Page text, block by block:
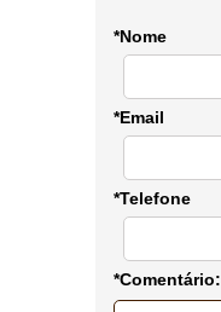
*Nome
*Email
*Telefone
*Comentário: